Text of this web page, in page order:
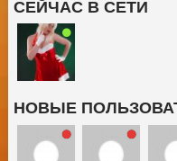
СЕЙЧАС В СЕТИ
НОВЫЕ